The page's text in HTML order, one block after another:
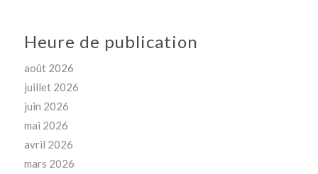
Heure de publication
août 2026
juillet 2026
juin 2026
mai 2026
avril 2026
mars 2026